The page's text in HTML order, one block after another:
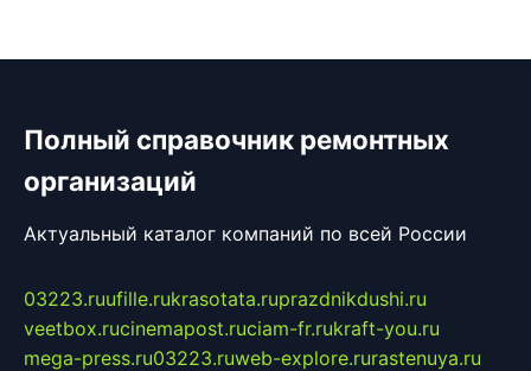
Полный справочник ремонтных
организаций
Актуальный каталог компаний по всей России
03223.ruufille.rukrasotata.ruprazdnikdushi.ru
veetbox.rucinemapost.ruciam-fr.rukraft-you.ru
mega-press.ru03223.ruweb-explore.rurastenuya.ru